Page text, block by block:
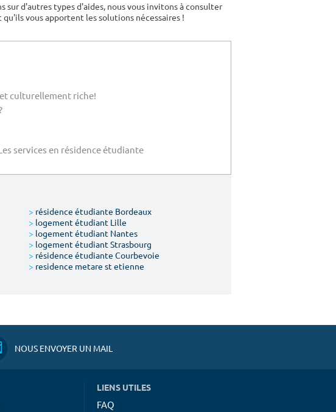
d'autres types d'aides, nous vous invitons à consulter
qu'ils vous apportent les solutions nécessaires !
culturellement riche!
services en résidence étudiante
> résidence étudiante Bordeaux
> logement étudiant Lille
> logement étudiant Nantes
> logement étudiant Strasbourg
> résidence étudiante Courbevoie
> residence metare st etienne
NOUS ENVOYER UN MAIL
LIENS UTILES
FAQ